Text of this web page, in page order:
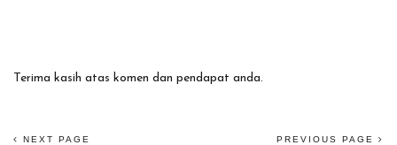
Terima kasih atas komen dan pendapat anda.
NEXT PAGE PREVIOUS PAGE